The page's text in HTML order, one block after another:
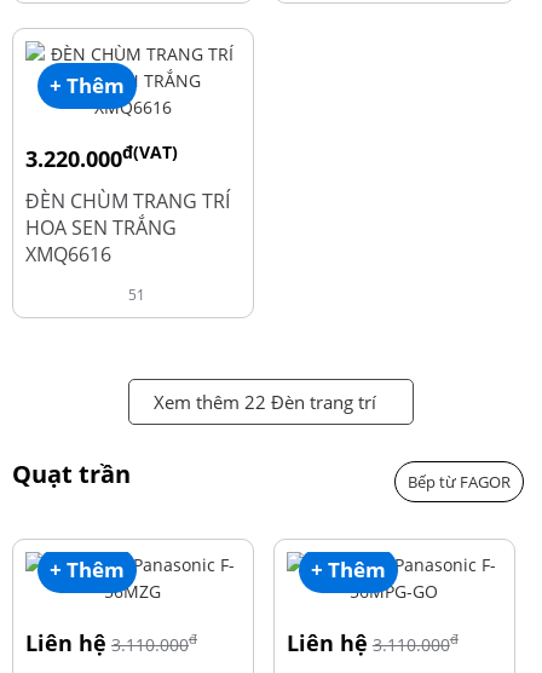
+ Thêm
3.220.000đ(VAT)
4.600.000
ĐÈN CHÙM TRANG TRÍ
HOA SEN TRẮNG
XMQ6616
51
Xem thêm 22 Đèn trang trí
Quạt trần Bếp từ FAGOR
+ Thêm
Liên hệ 3.110.000đ
+ Thêm
Liên hệ 3.110.000đ